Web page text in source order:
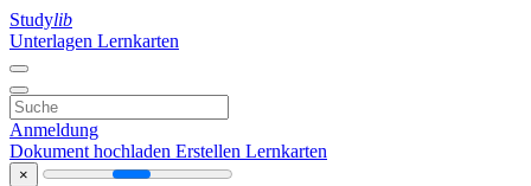
Studylib
Unterlagen Lernkarten
Anmeldung
Dokument hochladen Erstellen Lernkarten
×